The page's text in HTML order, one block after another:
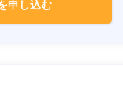
申し込む